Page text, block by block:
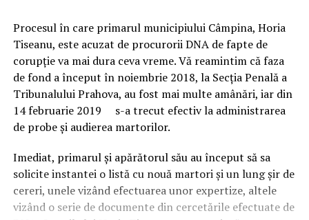
Procesul în care primarul municipiului Câmpina, Horia
Tiseanu, este acuzat de procurorii DNA de fapte de
corupție va mai dura ceva vreme. Vă reamintim că faza
de fond a început în noiembrie 2018, la Secția Penală a
Tribunalului Prahova, au fost mai multe amânări, iar din
14 februarie 2019 s-a trecut efectiv la administrarea
de probe și audierea martorilor.
Imediat, primarul și apărătorul său au început să sa
solicite instantei o listă cu nouă martori și un lung șir de
cereri, unele vizând efectuarea unor expertize, altele
vizând o serie de documente din cercetările efectuate de